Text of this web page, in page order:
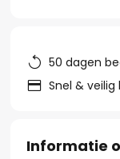
50 dagen
Snel &
Informatie